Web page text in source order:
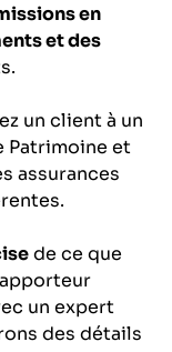
en
et des
un client à un
Patrimoine et
assurances
de ce que
un expert
des détails